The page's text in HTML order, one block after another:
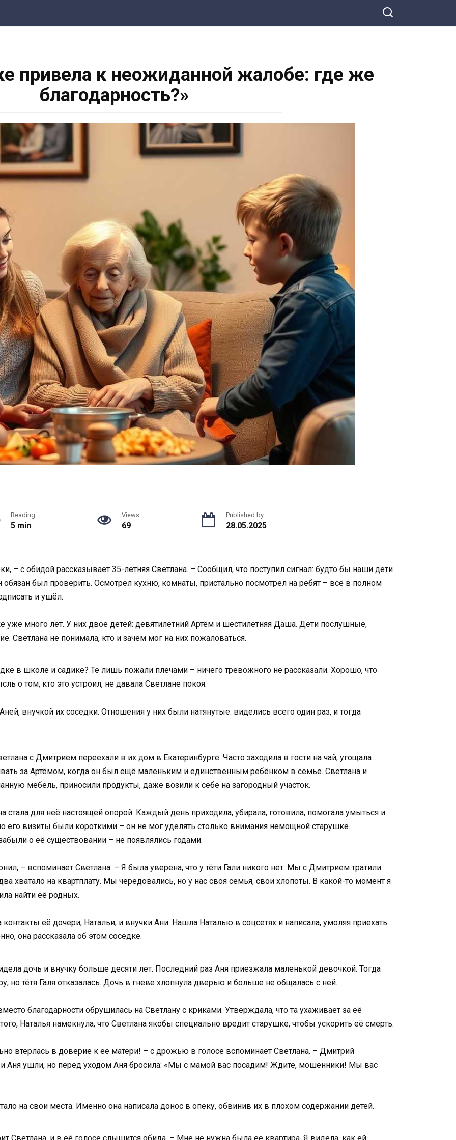
привела к неожиданной жалобе: где же
благодарность?»
Reading
5 min
Views
69
Published by
28.05.2025
– с обидой рассказывает 35-летняя Светлана. – Сообщил, что поступил сигнал: будто бы наши дети
был проверить. Осмотрел кухню, комнаты, пристально посмотрел на ребят – всё в полном
и ушёл.
много лет. У них двое детей: девятилетний Артём и шестилетняя Даша. Дети послушные,
Светлана не понимала, кто и зачем мог на них пожаловаться.
в школе и садике? Те лишь пожали плечами – ничего тревожного не рассказали. Хорошо, что
о том, кто это устроил, не давала Светлане покоя.
внучкой их соседки. Отношения у них были натянутые: виделись всего один раз, и тогда
с Дмитрием переехали в их дом в Екатеринбурге. Часто заходила в гости на чай, угощала
за Артёмом, когда он был ещё маленьким и единственным ребёнком в семье. Светлана и
мебель, приносили продукты, даже возили к себе на загородный участок.
стала для неё настоящей опорой. Каждый день приходила, убирала, готовила, помогала умыться и
его визиты были короткими – он не мог уделять столько внимания немощной старушке.
о её существовании – не появлялись годами.
– вспоминает Светлана. – Я была уверена, что у тёти Гали никого нет. Мы с Дмитрием тратили
хватало на квартплату. Мы чередовались, но у нас своя семья, свои хлопоты. В какой-то момент я
найти её родных.
контакты её дочери, Натальи, и внучки Ани. Нашла Наталью в соцсетях и написала, умоляя приехать
она рассказала об этом соседке.
дочь и внучку больше десяти лет. Последний раз Аня приезжала маленькой девочкой. Тогда
но тётя Галя отказалась. Дочь в гневе хлопнула дверью и больше не общалась с ней.
благодарности обрушилась на Светлану с криками. Утверждала, что та ухаживает за её
Наталья намекнула, что Светлана якобы специально вредит старушке, чтобы ускорить её смерть.
втерлась в доверие к её матери! – с дрожью в голосе вспоминает Светлана. – Дмитрий
и Аня ушли, но перед уходом Аня бросила: «Мы с мамой вас посадим! Ждите, мошенники! Мы вас
на свои места. Именно она написала донос в опеку, обвинив их в плохом содержании детей.